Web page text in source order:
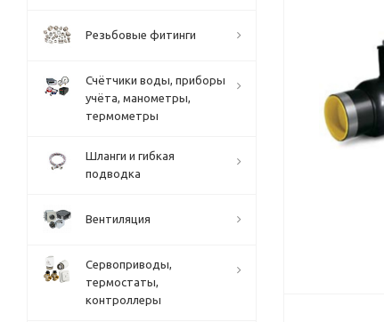
Резьбовые фитинги
Счётчики воды, приборы
учёта, манометры,
термометры
Шланги и гибкая
подводка
Вентиляция
Сервоприводы,
термостаты,
контроллеры